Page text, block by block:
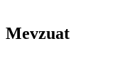
Mevzuat